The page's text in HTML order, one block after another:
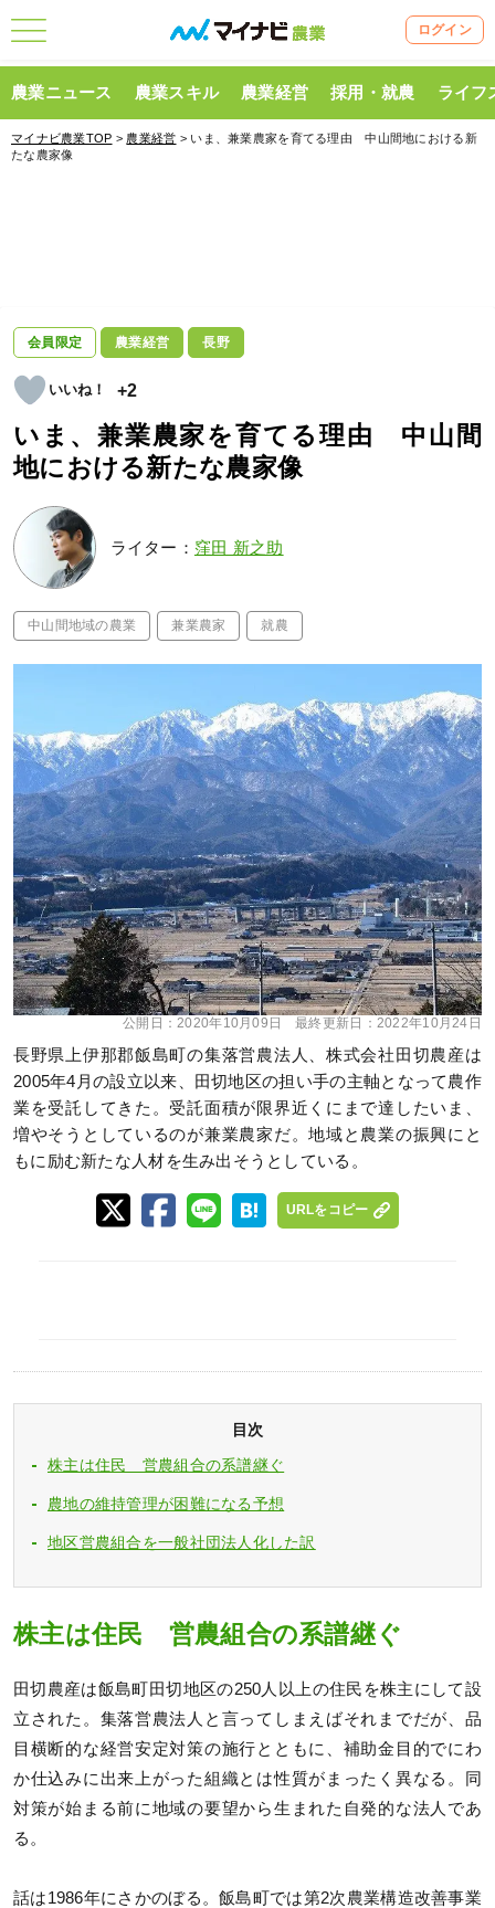
ログイン
農業ニュース 農業スキル 農業経営 採用・就農 ライフ
マイナビ農業TOP > 農業経営 > いま、兼業農家を育てる理由 中山間地における新
たな農家像
会員限定 農業経営 長野
+2
いま、兼業農家を育てる理由 中山間
地における新たな農家像
ライター： 窪田 新之助
中山間地域の農業 兼業農家 就農
公開日：2020年10月09日 最終更新日： 2022年10月24日
長野県上伊那郡飯島町の集落営農法人、株式会社田切農産は
2005年4月の設立以来、田切地区の担い手の主軸となって農作
業を受託してきた。受託面積が限界近くにまで達したいま、
増やそうとしているのが兼業農家だ。地域と農業の振興にと
もに励む新たな人材を生み出そうとしている。
URLをコピー
目次
株主は住民 営農組合の系譜継ぐ
農地の維持管理が困難になる予想
地区営農組合を一般社団法人化した訳
株主は住民 営農組合の系譜継ぐ
田切農産は飯島町田切地区の250人以上の住民を株主にして設
立された。集落営農法人と言ってしまえばそれまでだが、品
目横断的な経営安定対策の施行とともに、補助金目的でにわ
か仕込みに出来上がった組織とは性質がまったく異なる。同
対策が始まる前に地域の要望から生まれた自発的な法人であ
る。
話は1986年にさかのぼる。飯島町では第2次農業構造改善事業